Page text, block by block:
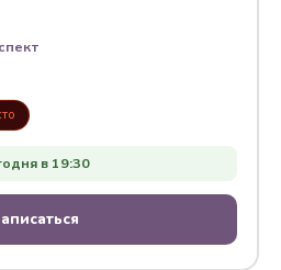
в 19:30